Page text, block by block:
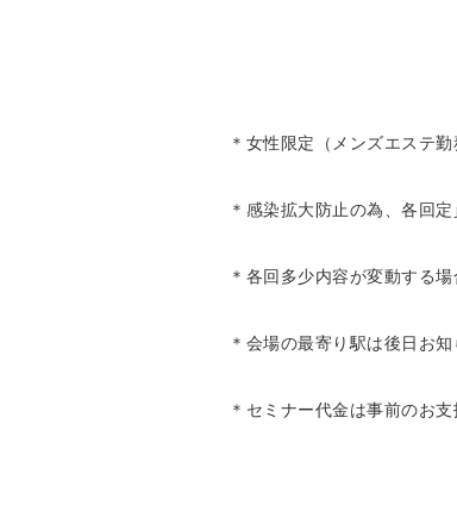
＊女性限定（メンズエステ勤
＊感染拡大防止の為、各回
＊各回多少内容が変動する場
＊会場の最寄り駅は後日お知
＊セミナー代金は事前のお支